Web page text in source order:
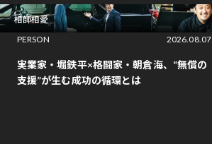
相師相愛
PERSON
2026.08.07
実業家・堀鉄平×格闘家・朝倉海、“無償の
支援”が生む成功の循環とは